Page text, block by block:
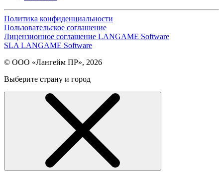
Политика конфиденциальности
Пользовательское соглашение
Лицензионное соглашение LANGAME Software
SLA LANGAME Software
© ООО «Лангейм ПР», 2026
Выберите страну и город